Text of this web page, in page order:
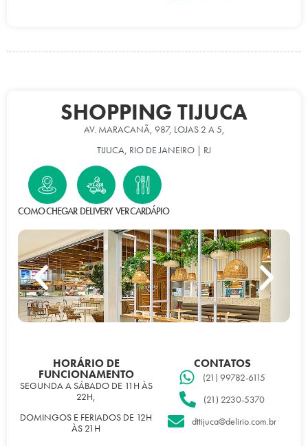
SHOPPING TIJUCA
AV. MARACANÃ, 987, LOJAS 2 A 5,
TIJUCA, RIO DE JANEIRO | RJ
COMO CHEGAR DELIVERY VER CARDÁPIO
HORÁRIO DE
FUNCIONAMENTO
SEGUNDA A SÁBADO DE 11H ÀS
22H,
DOMINGOS E FERIADOS DE 12H
ÀS 21H
CONTATOS
(21) 99782-6115
(21) 2230-5370
dttijuca@delirio.com.br